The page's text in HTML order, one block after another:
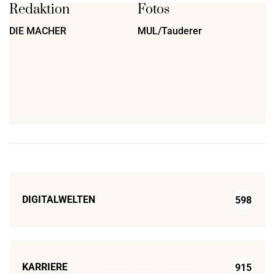
Redaktion
DIE MACHER
Fotos
MUL/Tauderer
DIGITALWELTEN 598
KARRIERE 915